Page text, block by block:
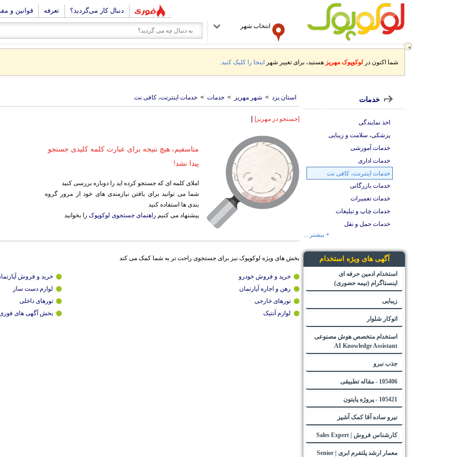
دنبال کار می‌گردید؟ تعرفه قوانین و
انتخاب شهر
شما اکنون در لوکوپوک مهریز هستید، برای تغییر شهر اینجا را کلیک کنید.
استان یزد > شهر مهریز > خدمات > خدمات اینترنت، کافی نت
[جستجو در مهریز] |
متاسفیم، هیچ نتیجه برای عبارت کلمه کلیدی جستجو
پیدا نشد!
املای کلمه ای که جستجو کرده اید را دوباره بررسی کنید
شما می توانید برای یافتن نیازمندی های خود از مرور گروه
بندی ها استفاده کنید
پیشنهاد می کنیم راهنمای جستجوی لوکوپوک را بخوانید
بخش های ویژه لوکوپوک نیز برای جستجوی راحت تر به شما کمک می کند
خرید و فروش خودرو
خرید و فروش
رهن و اجاره آپارتمان
لوازم دست ساز
تورهای خارجی
تورهای داخلی
لوازم آنتیک
بخش آگهی های
خدمات
اخذ نمایندگی
پزشکی، سلامت و زیبایی
خدمات آموزشی
خدمات اداری
خدمات اینترنت، کافی نت
خدمات بازرگانی
خدمات تعمیرات
خدمات چاپ و تبلیغات
خدمات حمل و نقل
+ بیشتر ...
آگهی های ویژه استخدام
استخدام ادمین حرفه ای
اینستاگرام (نیمه حضوری)
زیبایی
اتوکار شلوار
استخدام متخصص هوش مصنوعی
AI Knowledge Assistant
جذب نبرو
105406 - مقاله تطبیقی
105421 - پروژه پایتون
نیرو ساده آقا کمک آشپز
کارشناس فروش | Sales Expert
معمار ارشد پلتفرم ابری | Senior
Cloud Platform Architect -